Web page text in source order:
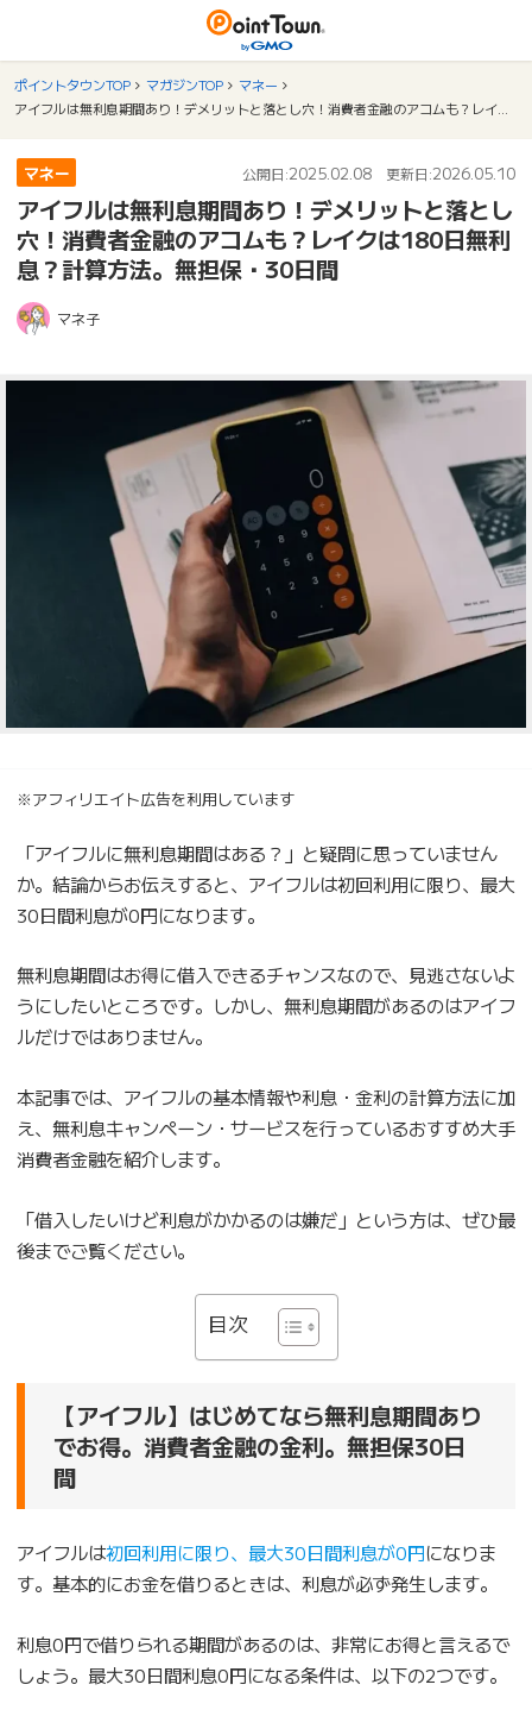
ポイントタウンTOP マガジンTOP
マネー
マネー 公開日:2025.02.08 更新日:2026.05.10
アイフルは無利息期間あり！デメリットと落とし
穴！消費者金融のアコムも？レイクは180日無利
息？計算方法。無担保・30日間
マネ子
※アフィリエイト広告を利用しています
「アイフルに無利息期間はある？」と疑問に思っていません
か。結論からお伝えすると、アイフルは初回利用に限り、最大
30日間利息が0円になります。
無利息期間はお得に借入できるチャンスなので、見逃さないよ
うにしたいところです。しかし、無利息期間があるのはアイフ
ルだけではありません。
本記事では、アイフルの基本情報や利息・金利の計算方法に加
え、無利息キャンペーン・サービスを行っているおすすめ大手
消費者金融を紹介します。
「借入したいけど利息がかかるのは嫌だ」という方は、ぜひ最
後までご覧ください。
目次
【アイフル】はじめてなら無利息期間あり
でお得。消費者金融の金利。無担保30日
間
アイフルは初回利用に限り、最大30日間利息が0円になりま
す。基本的にお金を借りるときは、利息が必ず発生します。
利息0円で借りられる期間があるのは、非常にお得と言えるで
しょう。最大30日間利息0円になる条件は、以下の2つです。